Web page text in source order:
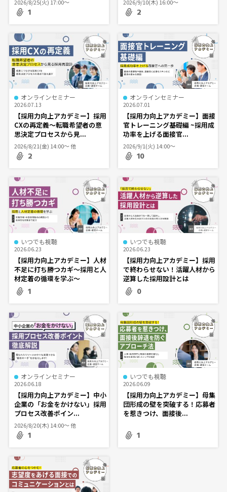
2026/8/25(火) 17:00〜
1
2026/9/10(木) 16:00〜
2
オンラインセミナー
2026.07.13
【採用力向上アカデミー】採用
CXの再定義～転職希望者の意
思決定プロセスから見...
2026/8/21(金) 14:00〜 他
2
オンラインセミナー
2026.07.01
【採用力向上アカデミー】面接
官トレーニング基礎編 ~採用成
功率を上げる面接官...
2026/9/1(火) 14:00〜
10
いつでも視聴
2026.06.23
【採用力向上アカデミー】人材
不足に打ち勝つカギ～採用と人
材定着の循環を学ぶ～
1
いつでも視聴
2026.06.23
【採用力向上アカデミー】採用
で終わらせない！活躍人材から
逆算した採用設計とは
0
オンラインセミナー
2026.06.18
【採用力向上アカデミー】中小
企業の「お金をかけない」採用
プロセス改善ポイン...
2026/8/20(木) 14:00〜 他
1
いつでも視聴
2026.06.09
【採用力向上アカデミー】母集
団形成の壁を突破する！応募者
を惹きつけ、面接後...
1